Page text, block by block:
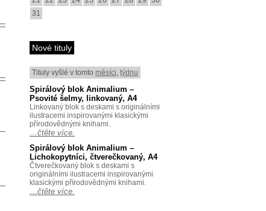
31
Nové tituly
Tituly vyšlé v tomto měsíci, týdnu
Spirálový blok Animalium –
Psovité šelmy, linkovaný, A4
Linkovaný blok s deskami s originálními
ilustracemi inspirovanými klasickými
přírodovědnými knihami.
…čtěte více.
Spirálový blok Animalium –
Lichokopytníci, čtverečkovaný, A4
Čtverečkovaný blok s deskami s
originálními ilustracemi inspirovanými
klasickými přírodovědnými knihami.
…čtěte více.